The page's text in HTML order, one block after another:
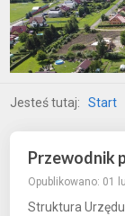
Jesteś tutaj: Start
Przewodnik
Opublikowano: 01
Struktura